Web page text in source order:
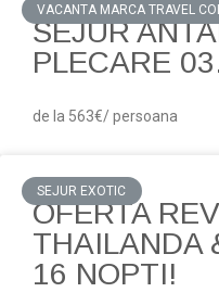
VACANTA MARCA TRAVEL
SEJUR
PLECARE
de la 563€/ persoana
SEJUR EXOTIC
OFERTA
THAILANDA
16 NOPTI!